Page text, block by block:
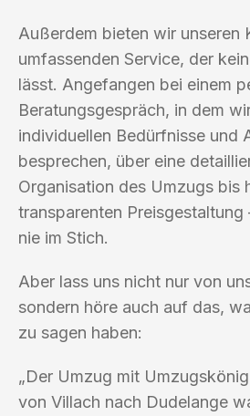
Außerdem bieten wir unseren
umfassenden Service, der
lässt. Angefangen bei einem
Beratungsgespräch, in dem
individuellen Bedürfnisse und
besprechen, über eine
Organisation des Umzugs bis
transparenten Preisgestaltung
nie im Stich.
Aber lass uns nicht nur von
sondern höre auch auf das,
zu sagen haben:
„Der Umzug mit
von Villach nach Dudelange